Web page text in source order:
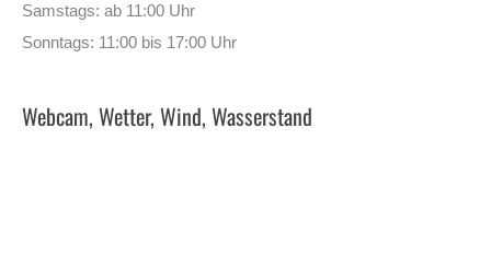
Samstags: ab 11:00 Uhr
Sonntags: 11:00 bis 17:00 Uhr
Webcam, Wetter, Wind, Wasserstand